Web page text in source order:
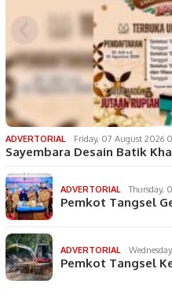
ADVERTORIAL Friday, 07 August 2026
Sayembara Desain Batik
ADVERTORIAL Thursday,
Pemkot Tangsel
ADVERTORIAL
Pemkot Tangsel